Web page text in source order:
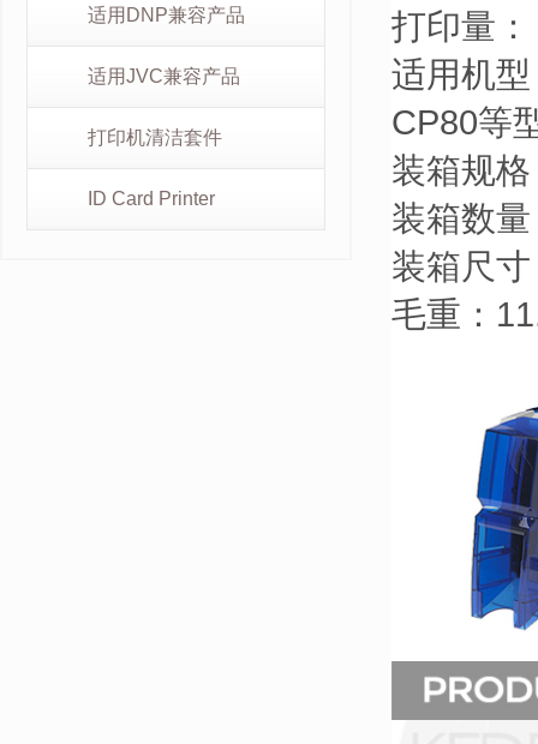
适用DNP兼容产品
适用JVC兼容产品
打印机清洁套件
ID Card Printer
打印量
适用机
CP80等
装箱规
装箱数
装箱尺
毛重：